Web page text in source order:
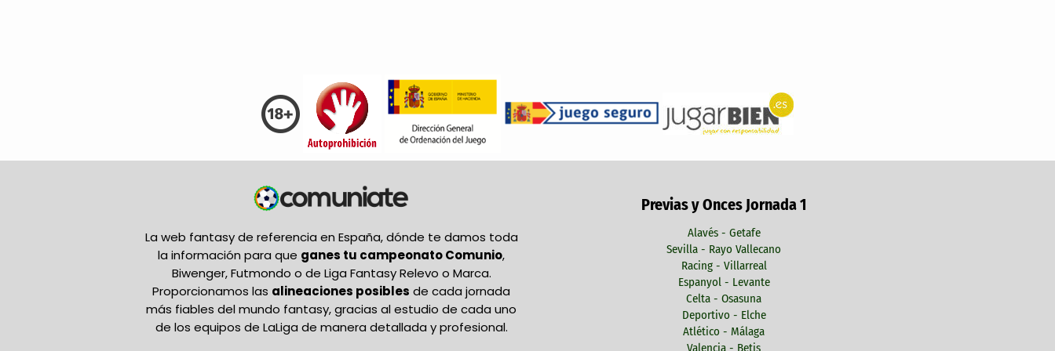
La web fantasy de referencia en España, dónde te damos toda
la información para que ganes tu campeonato Comunio,
Biwenger, Futmondo o de Liga Fantasy Relevo o Marca.
Proporcionamos las alineaciones posibles de cada jornada
más fiables del mundo fantasy, gracias al estudio de cada uno
de los equipos de LaLiga de manera detallada y profesional.
Previas y Onces Jornada 1
Alavés - Getafe
Sevilla - Rayo Vallecano
Racing - Villarreal
Espanyol - Levante
Celta - Osasuna
Deportivo - Elche
Atlético - Málaga
Valencia - Betis